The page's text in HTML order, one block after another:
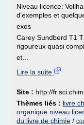
Niveau licence:
d'exemples et
exos
Carey Sundberd T1
rigoureux quasi
et...
Lire la suite
Site : http://
Thèmes liés : livre
organique niveau
du livre de chimie /